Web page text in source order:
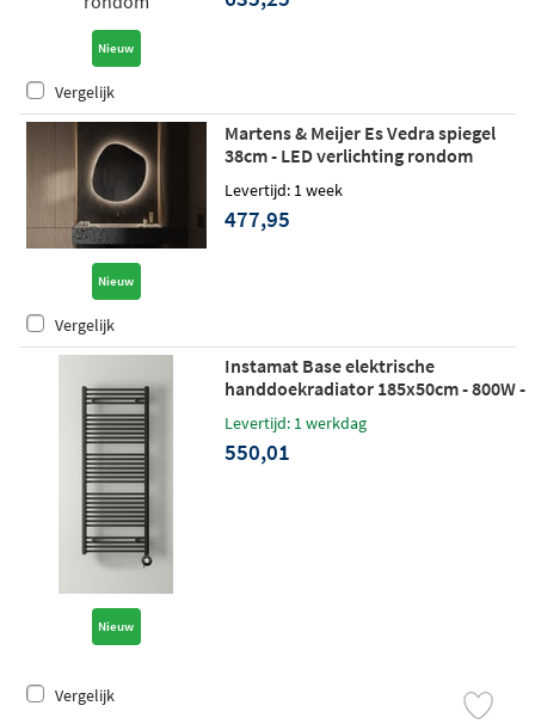
Nieuw
Vergelijk
Nieuw
Martens & Meijer Es Vedra spiegel
38cm - LED verlichting rondom
Levertijd: 1 week
477,95
Vergelijk
Nieuw
Instamat Base elektrische
handdoekradiator 185x50cm - 800W -
Levertijd: 1 werkdag
550,01
Vergelijk